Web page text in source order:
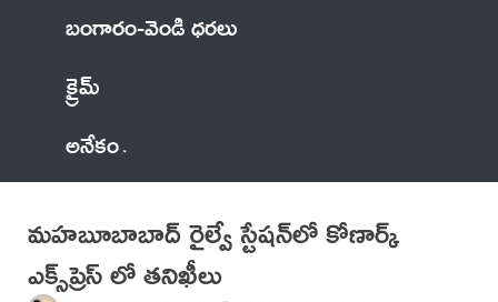
బంగారం-వెండి ధరలు
క్రైమ్
అనేకం
మహబూబాబాద్ రైల్వే స్టేషన్‌లో కోణార్క్
ఎక్స్‌ప్రెస్ లో తనిఖీలు